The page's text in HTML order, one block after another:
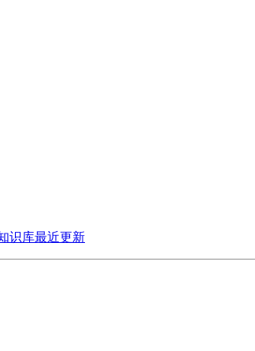
识库最近更新